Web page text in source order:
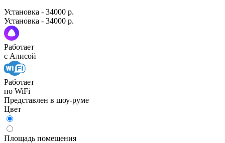
Установка - 34000 р.
Установка - 34000 р.
Работает
с Алисой
Работает
по WiFi
Представлен в шоу-руме
Цвет
Площадь помещения